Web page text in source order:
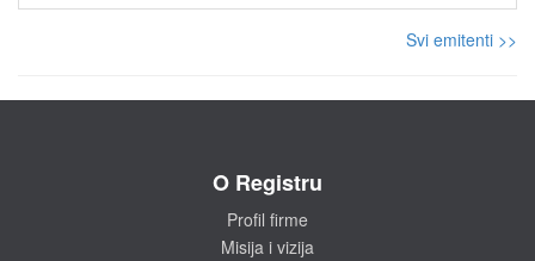
Svi emitenti >>
O Registru
Profil firme
Misija i vizija